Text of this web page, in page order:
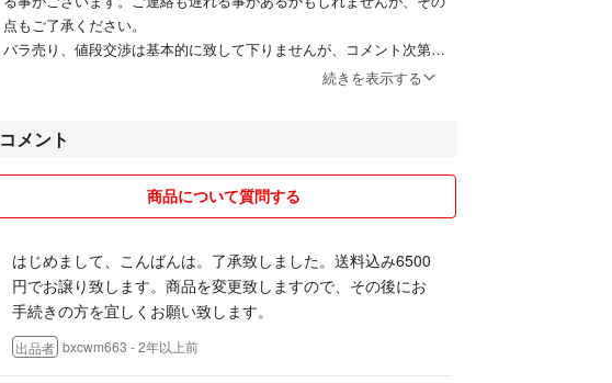
点もご了承ください。
バラ売り、値段交渉は基本的に致して下りませんが、コメント次第で
続きを表示する
コメント
商品について質問する
はじめまして、こんばんは。了承致しました。送料込み6500
円でお譲り致します。商品を変更致しますので、その後にお
手続きの方を宜しくお願い致します。
出品者 bxcwm663 - 2年以上前